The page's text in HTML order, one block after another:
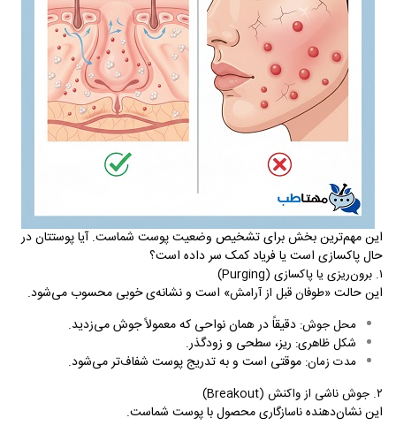
این مهم‌ترین بخش برای تشخیص وضعیت پوست شماست. آیا پوستتان در
حال پاکسازی است یا فریاد کمک سر داده است؟
۱. برون‌ریزی یا پاکسازی (Purging
)
این حالت«طوفان قبل از آرامش» است و نشانه‌ی خوبی محسوب می‌شود.
محل جوش: دقیقاً در همان نواحی که معمولاً جوش می‌زدید.
شکل ظاهری: ریز، سطحی و زودگذر.
مدت زمان: موقتی است و به تدریج پوست شفاف‌تر می‌شود.
۲. جوش ناشی از واکنش (Breakout
)
این نشان‌دهندهناسازگاریمحصول با پوست شماست.